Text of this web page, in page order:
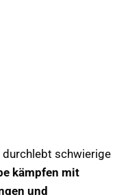
schwierige
kämpfen mit
und